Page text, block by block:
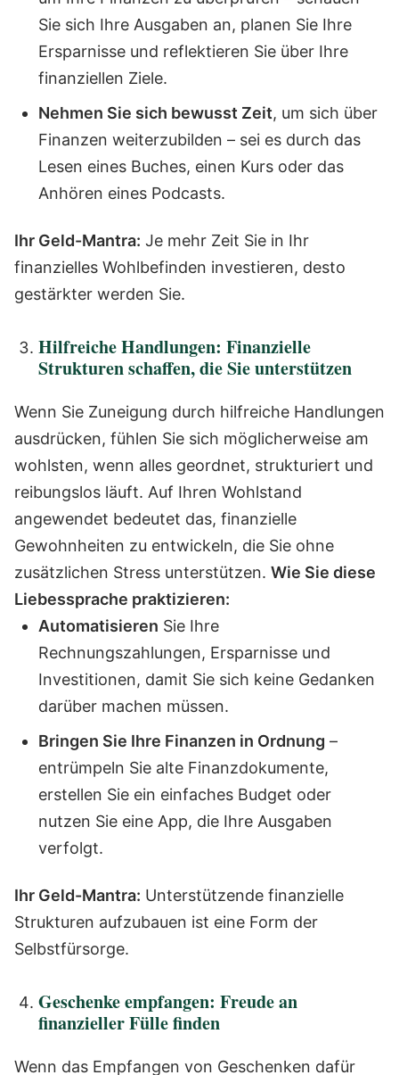
Sie sich Ihre Ausgaben an, planen Sie Ihre
Ersparnisse und reflektieren Sie über Ihre
finanziellen Ziele.
Nehmen Sie sich bewusst Zeit, um sich über
Finanzen weiterzubilden – sei es durch das
Lesen eines Buches, einen Kurs oder das
Anhören eines Podcasts.
Ihr Geld-Mantra: Je mehr Zeit Sie in Ihr
finanzielles Wohlbefinden investieren, desto
gestärkter werden Sie.
Hilfreiche Handlungen: Finanzielle
Strukturen schaffen, die Sie unterstützen
Wenn Sie Zuneigung durch hilfreiche Handlungen
ausdrücken, fühlen Sie sich möglicherweise am
wohlsten, wenn alles geordnet, strukturiert und
reibungslos läuft. Auf Ihren Wohlstand
angewendet bedeutet das, finanzielle
Gewohnheiten zu entwickeln, die Sie ohne
zusätzlichen Stress unterstützen. Wie Sie diese
Liebessprache praktizieren:
Automatisieren Sie Ihre
Rechnungszahlungen, Ersparnisse und
Investitionen, damit Sie sich keine Gedanken
darüber machen müssen.
Bringen Sie Ihre Finanzen in Ordnung –
entrümpeln Sie alte Finanzdokumente,
erstellen Sie ein einfaches Budget oder
nutzen Sie eine App, die Ihre Ausgaben
verfolgt.
Ihr Geld-Mantra: Unterstützende finanzielle
Strukturen aufzubauen ist eine Form der
Selbstfürsorge.
Geschenke empfangen: Freude an
finanzieller Fülle finden
Wenn das Empfangen von Geschenken dafür